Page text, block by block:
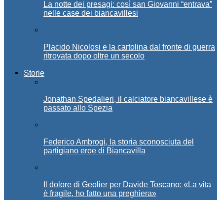
La notte dei presagi: così san Giovanni “entrava”
nelle case dei biancavillesi
Placido Nicolosi e la cartolina dal fronte di guerra
ritrovata dopo oltre un secolo
Storie
Jonathan Spedalieri, il calciatore biancavillese è
passato allo Spezia
Federico Ambrogi, la storia sconosciuta del
partigiano eroe di Biancavilla
Il dolore di Geolier per Davide Toscano: «La vita
è fragile, ho fatto una preghiera»